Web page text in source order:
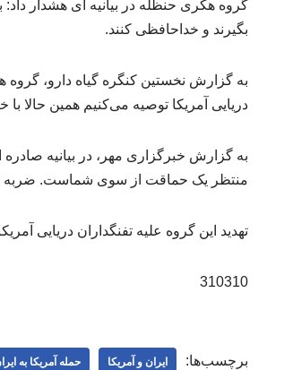
گروه هکری حنظله در بیانیه ای هشدار داد:
بگیرند و خداحافظی کنند.
به گزارش نخستین کنگره گیاه دارو، گروه
دریایی آمریکا توصیه می‌کنیم همین حالا
به گزارش خبرگزاری مهر، در بیانیه
منتظر یک حماقت از سوی شماست. ضربه
تهدید این گروه علیه تفنگداران دریایی
310310
برچسب‌ها: ایران و آمریکا حمله آمریکا به